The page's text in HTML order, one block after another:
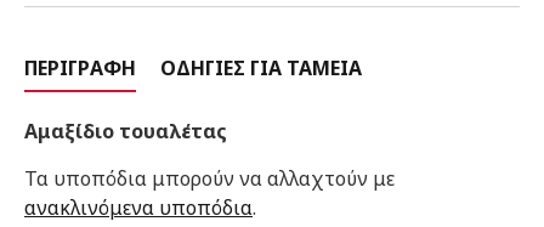
ΠΕΡΙΓΡΑΦΉ ΟΔΗΓΊΕΣ ΓΙΑ ΤΑΜΕΊΑ
Αμαξίδιο τουαλέτας
Τα υποπόδια μπορούν να αλλαχτούν με
ανακλινόμενα υποπόδια.